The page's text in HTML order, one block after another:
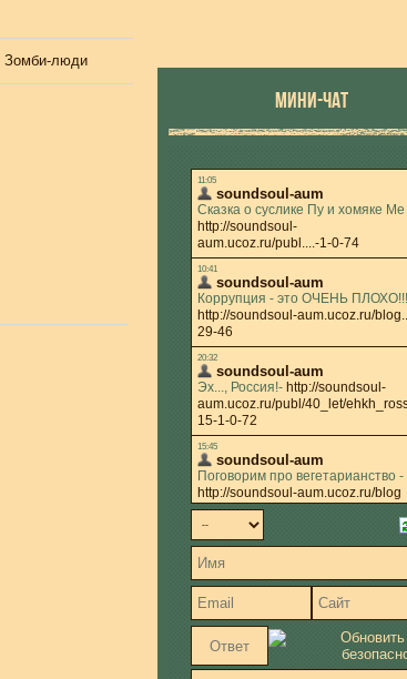
Зомби-люди
МИНИ-ЧАТ